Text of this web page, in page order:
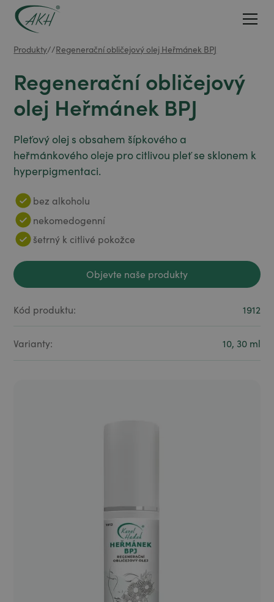
Produkty//Regenerační obličejový olej Heřmánek BPJ
Regenerační obličejový
olej Heřmánek BPJ
Pleťový olej s obsahem šípkového a
heřmánkového oleje pro citlivou pleť se sklonem k
hyperpigmentaci.
bez alkoholu
nekomedogenní
šetrný k citlivé pokožce
Objevte naše produkty
Objevte naše produkty
Kód produktu:
1912
Varianty: 10, 30 ml